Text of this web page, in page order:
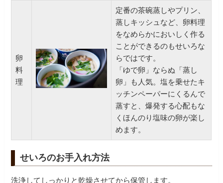
卵
料
理
定番の茶碗蒸しやプリン、
蒸しキッシュなど、卵料理
をなめらかにおいしく作る
ことができるのもせいろな
らではです。
「ゆで卵」ならぬ「蒸し
卵」も人気。塩を乗せたキ
ッチンペーパーにくるんで
蒸すと、爆発する心配もな
くほんのり塩味の卵が楽し
めます。
せいろのお手入れ方法
洗浄してしっかりと乾燥させてから保管します。